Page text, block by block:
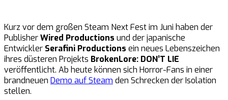
Kurz vor dem großen Steam Next Fest im Juni haben der
PublisherWired Productions und der japanische
Entwickler Serafini Productions ein neues Lebenszeichen
ihres düsteren Projekts BrokenLore: DON’T LIE
veröffentlicht. Ab heute können sich Horror-Fans in einer
brandneuen Demo auf Steam den Schrecken der Isolation
stellen.